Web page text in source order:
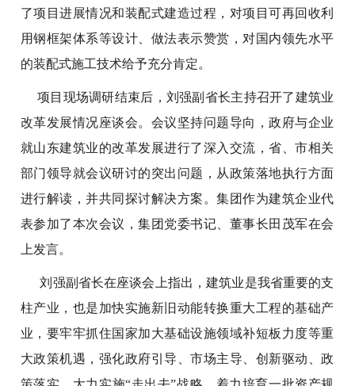
了项目进展情况和装配式建造过程，对项目可再回收利
用钢框架体系等设计、做法表示赞赏，对国内领先水平
的装配式施工技术给予充分肯定。
项目现场调研结束后，刘强副省长主持召开了建筑业
改革发展情况座谈会。会议坚持问题导向，政府与企业
就山东建筑业的改革发展进行了深入交流，省、市相关
部门领导就会议研讨的突出问题，从政策落地执行方面
进行解读，并共同探讨解决方案。集团作为建筑企业代
表参加了本次会议，集团党委书记、董事长田茂军在会
上发言。
刘强副省长在座谈会上指出，建筑业是我省重要的支
柱产业，也是加快实施新旧动能转换重大工程的基础产
业，要牢牢抓住国家加大基础设施领域补短板力度等重
大政策机遇，强化政府引导、市场主导、创新驱动、政